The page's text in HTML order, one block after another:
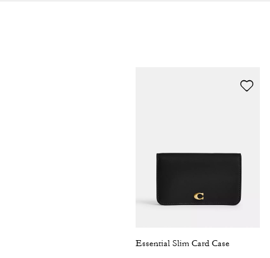
Essential Slim Card Case